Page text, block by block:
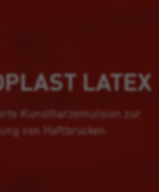
LATEX
Kunstharzemulsion zur
von Haftbrücken.